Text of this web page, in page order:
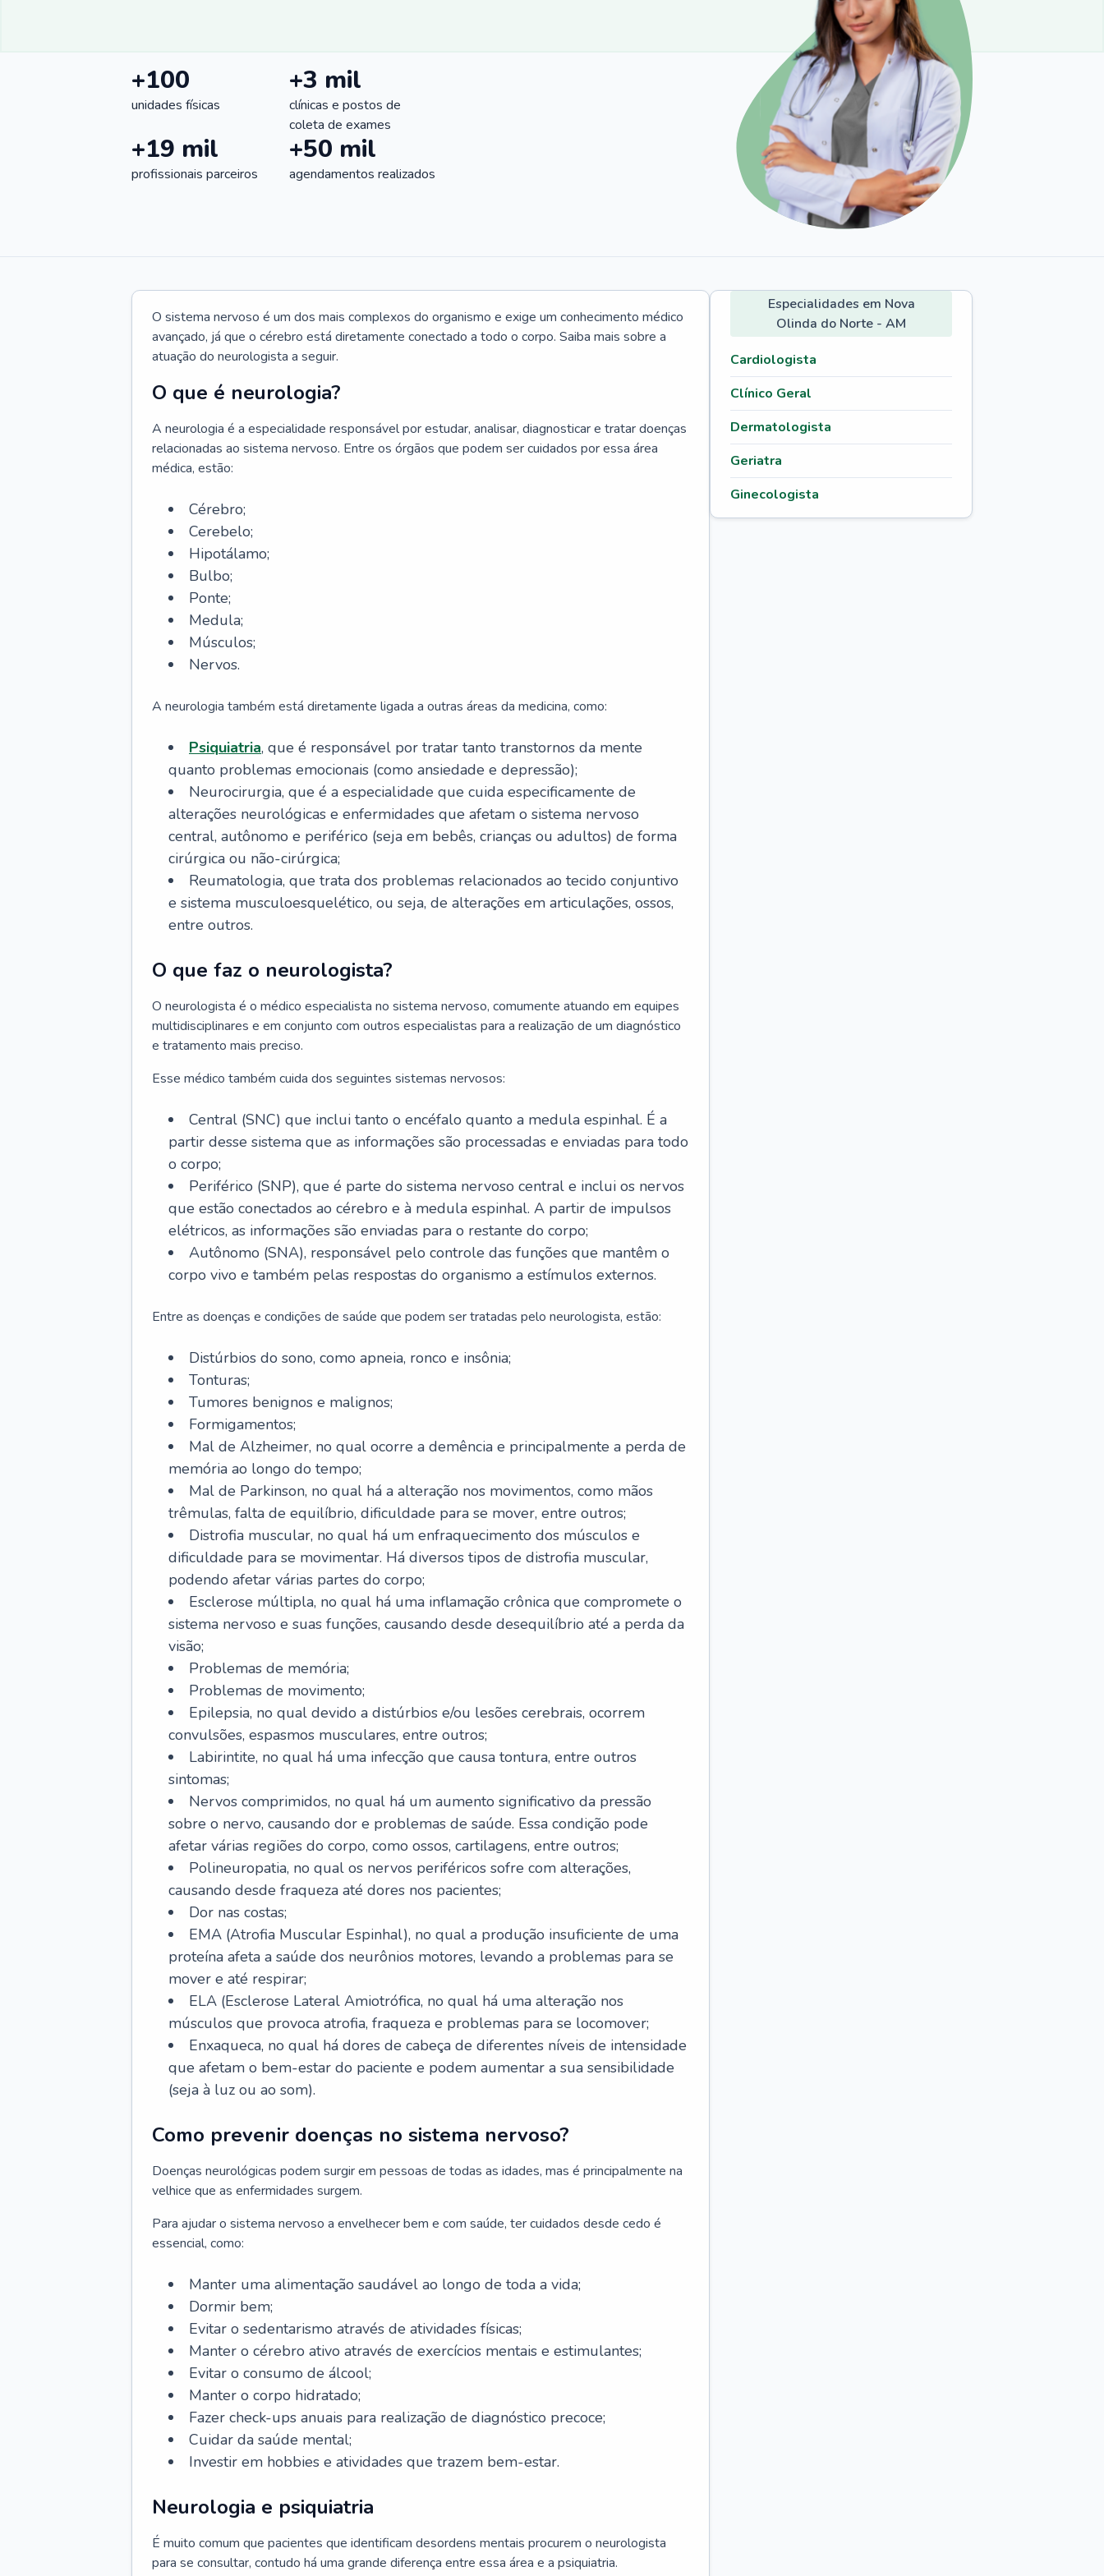
+100
unidades físicas
+3 mil
clínicas e postos de
coleta de exames
+19 mil
profissionais parceiros
+50 mil
agendamentos realizados
O sistema nervoso é um dos mais complexos do organismo e exige um conhecimento médico
avançado, já que o cérebro está diretamente conectado a todo o corpo. Saiba mais sobre a
atuação do neurologista a seguir.
O que é neurologia?
A neurologia é a especialidade responsável por estudar, analisar, diagnosticar e tratar doenças
relacionadas ao sistema nervoso. Entre os órgãos que podem ser cuidados por essa área
médica, estão:
Cérebro;
Cerebelo;
Hipotálamo;
Bulbo;
Ponte;
Medula;
Músculos;
Nervos.
A neurologia também está diretamente ligada a outras áreas da medicina, como:
Psiquiatria, que é responsável por tratar tanto transtornos da mente
quanto problemas emocionais (como ansiedade e depressão);
Neurocirurgia, que é a especialidade que cuida especificamente de
alterações neurológicas e enfermidades que afetam o sistema nervoso
central, autônomo e periférico (seja em bebês, crianças ou adultos) de forma
cirúrgica ou não-cirúrgica;
Reumatologia, que trata dos problemas relacionados ao tecido conjuntivo
e sistema musculoesquelético, ou seja, de alterações em articulações, ossos,
entre outros.
O que faz o neurologista?
O neurologista é o médico especialista no sistema nervoso, comumente atuando em equipes
multidisciplinares e em conjunto com outros especialistas para a realização de um diagnóstico
e tratamento mais preciso.
Esse médico também cuida dos seguintes sistemas nervosos:
Central (SNC) que inclui tanto o encéfalo quanto a medula espinhal. É a
partir desse sistema que as informações são processadas e enviadas para todo
o corpo;
Periférico (SNP), que é parte do sistema nervoso central e inclui os nervos
que estão conectados ao cérebro e à medula espinhal. A partir de impulsos
elétricos, as informações são enviadas para o restante do corpo;
Autônomo (SNA), responsável pelo controle das funções que mantêm o
corpo vivo e também pelas respostas do organismo a estímulos externos.
Entre as doenças e condições de saúde que podem ser tratadas pelo neurologista, estão:
Distúrbios do sono, como apneia, ronco e insônia;
Tonturas;
Tumores benignos e malignos;
Formigamentos;
Mal de Alzheimer, no qual ocorre a demência e principalmente a perda de
memória ao longo do tempo;
Mal de Parkinson, no qual há a alteração nos movimentos, como mãos
trêmulas, falta de equilíbrio, dificuldade para se mover, entre outros;
Distrofia muscular, no qual há um enfraquecimento dos músculos e
dificuldade para se movimentar. Há diversos tipos de distrofia muscular,
podendo afetar várias partes do corpo;
Esclerose múltipla, no qual há uma inflamação crônica que compromete o
sistema nervoso e suas funções, causando desde desequilíbrio até a perda da
visão;
Problemas de memória;
Problemas de movimento;
Epilepsia, no qual devido a distúrbios e/ou lesões cerebrais, ocorrem
convulsões, espasmos musculares, entre outros;
Labirintite, no qual há uma infecção que causa tontura, entre outros
sintomas;
Nervos comprimidos, no qual há um aumento significativo da pressão
sobre o nervo, causando dor e problemas de saúde. Essa condição pode
afetar várias regiões do corpo, como ossos, cartilagens, entre outros;
Polineuropatia, no qual os nervos periféricos sofre com alterações,
causando desde fraqueza até dores nos pacientes;
Dor nas costas;
EMA (Atrofia Muscular Espinhal), no qual a produção insuficiente de uma
proteína afeta a saúde dos neurônios motores, levando a problemas para se
mover e até respirar;
ELA (Esclerose Lateral Amiotrófica, no qual há uma alteração nos
músculos que provoca atrofia, fraqueza e problemas para se locomover;
Enxaqueca, no qual há dores de cabeça de diferentes níveis de intensidade
que afetam o bem-estar do paciente e podem aumentar a sua sensibilidade
(seja à luz ou ao som).
Como prevenir doenças no sistema nervoso?
Doenças neurológicas podem surgir em pessoas de todas as idades, mas é principalmente na
velhice que as enfermidades surgem.
Para ajudar o sistema nervoso a envelhecer bem e com saúde, ter cuidados desde cedo é
essencial, como:
Manter uma alimentação saudável ao longo de toda a vida;
Dormir bem;
Evitar o sedentarismo através de atividades físicas;
Manter o cérebro ativo através de exercícios mentais e estimulantes;
Evitar o consumo de álcool;
Manter o corpo hidratado;
Fazer check-ups anuais para realização de diagnóstico precoce;
Cuidar da saúde mental;
Investir em hobbies e atividades que trazem bem-estar.
Neurologia e psiquiatria
É muito comum que pacientes que identificam desordens mentais procurem o neurologista
para se consultar, contudo há uma grande diferença entre essa área e a psiquiatria.
Especialidades em Nova
Olinda do Norte - AM
Cardiologista
Clínico Geral
Dermatologista
Geriatra
Ginecologista